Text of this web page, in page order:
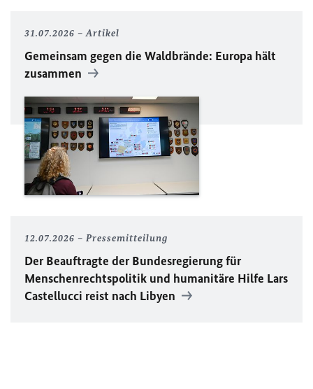
31.07.2026 Artikel
Gemeinsam gegen die Waldbrände: Europa hält
zusammen
12.07.2026 Pressemitteilung
Der Beauftragte der Bundesregierung für
Menschenrechtspolitik und humanitäre Hilfe Lars
Castellucci reist nach Libyen